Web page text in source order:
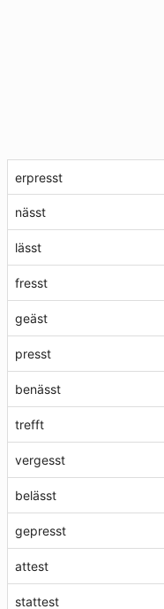
erpresst
nässt
lässt
fresst
geäst
presst
benässt
trefft
vergesst
belässt
gepresst
attest
stattest